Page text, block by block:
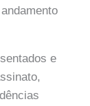
e